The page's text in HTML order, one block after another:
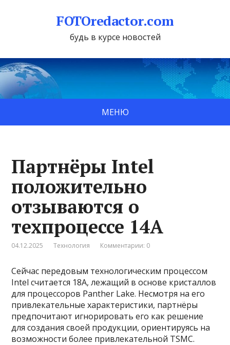
FOTOredactor.com
будь в курсе новостей
МЕНЮ
Партнёры Intel
положительно
отзываются о
техпроцессе 14A
04.12.2025 Технология Комментарии: 0
Сейчас передовым технологическим процессом
Intel считается 18A, лежащий в основе кристаллов
для процессоров Panther Lake. Несмотря на его
привлекательные характеристики, партнёры
предпочитают игнорировать его как решение
для создания своей продукции, ориентируясь на
возможности более привлекательной TSMC.